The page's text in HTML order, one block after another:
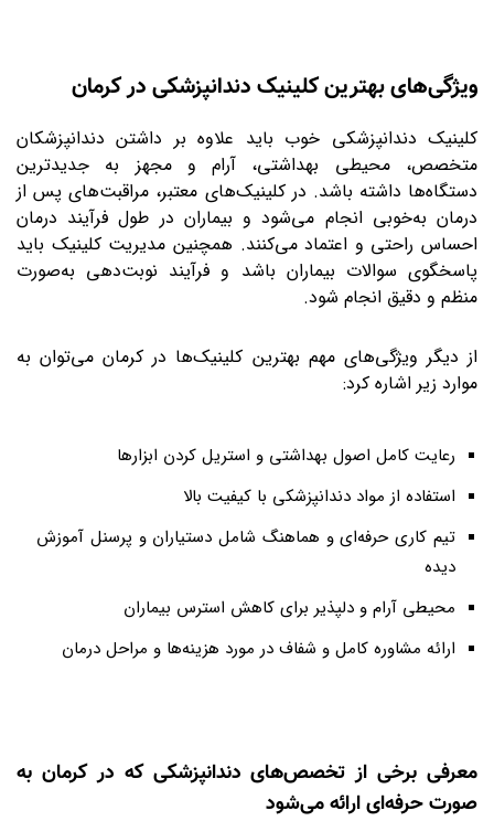
ویژگی‌های بهترین کلینیک دندانپزشکی در کرمان
کلینیک دندانپزشکی خوب باید علاوه بر داشتن دندانپزشکان
متخصص، محیطی بهداشتی، آرام و مجهز به جدیدترین
دستگاه‌ها داشته باشد. در کلینیک‌های معتبر، مراقبت‌های پس از
درمان به‌خوبی انجام می‌شود و بیماران در طول فرآیند درمان
احساس راحتی و اعتماد می‌کنند. همچنین مدیریت کلینیک باید
پاسخگوی سوالات بیماران باشد و فرآیند نوبت‌دهی به‌صورت
منظم و دقیق انجام شود.
از دیگر ویژگی‌های مهم بهترین کلینیک‌ها در کرمان می‌توان به
موارد زیر اشاره کرد:
رعایت کامل اصول بهداشتی و استریل کردن ابزارها
استفاده از مواد دندانپزشکی با کیفیت بالا
تیم کاری حرفه‌ای و هماهنگ شامل دستیاران و پرسنل آموزش
دیده
محیطی آرام و دلپذیر برای کاهش استرس بیماران
ارائه مشاوره کامل و شفاف در مورد هزینه‌ها و مراحل درمان
معرفی برخی از تخصص‌های دندانپزشکی که در کرمان به
صورت حرفه‌ای ارائه می‌شود